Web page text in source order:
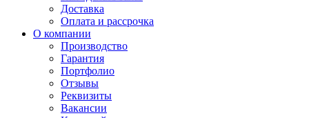
Доставка
Оплата и рассрочка
О компании
Производство
Гарантия
Портфолио
Отзывы
Реквизиты
Вакансии